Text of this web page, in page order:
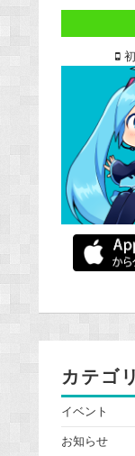
初
カテゴ
イベント
お知らせ